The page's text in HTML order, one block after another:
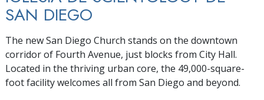
SAN DIEGO
The new San Diego Church stands on the downtown
corridor of Fourth Avenue, just blocks from City Hall.
Located in the thriving urban core, the 49,000-square-
foot facility welcomes all from San Diego and beyond.